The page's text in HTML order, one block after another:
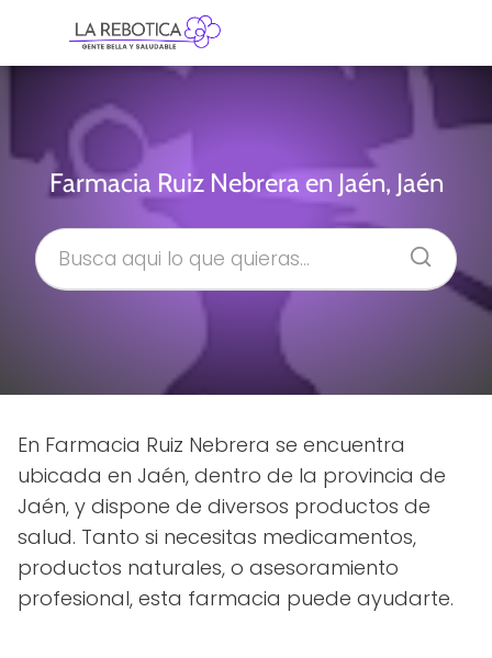
Farmacia Ruiz Nebrera en Jaén, Jaén
En Farmacia Ruiz Nebrera se encuentra
ubicada en Jaén, dentro de la provincia de
Jaén, y dispone de diversos productos de
salud. Tanto si necesitas medicamentos,
productos naturales, o asesoramiento
profesional, esta farmacia puede ayudarte.